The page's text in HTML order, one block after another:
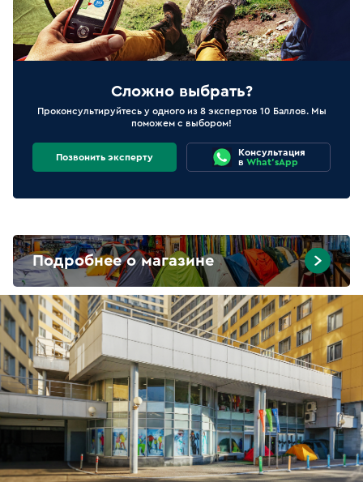
Сложно выбрать?
Проконсультируйтесь у одного из 8 экспертов 10 Баллов. Мы
поможем с выбором!
Позвонить эксперту
Консультация
в What'sApp
Подробнее о магазине